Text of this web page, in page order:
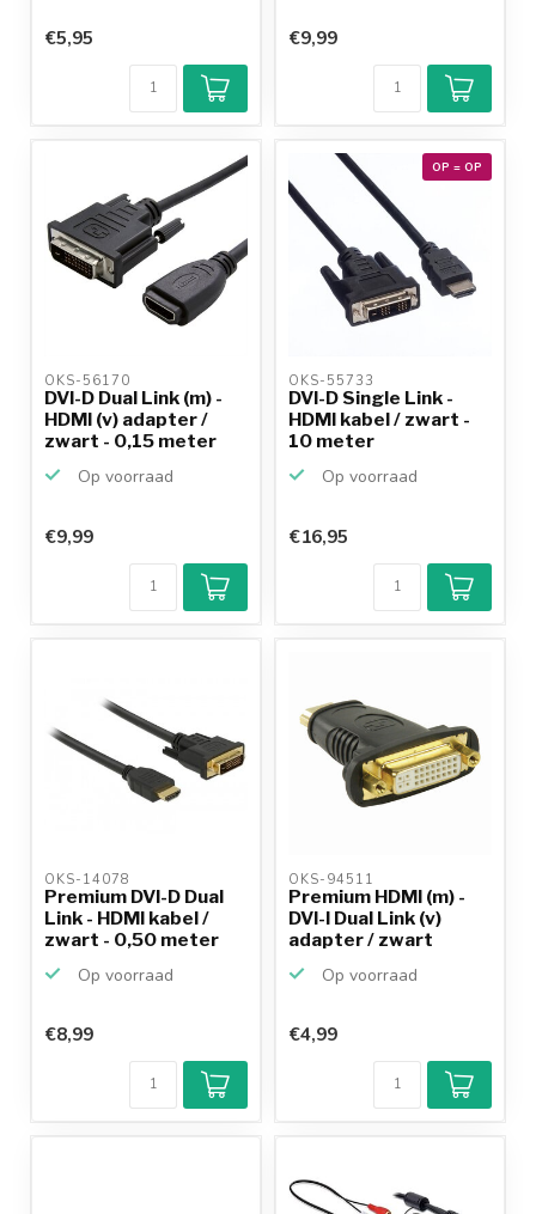
€5,95 €9,99
OKS-56170
DVI-D Dual Link (m) -
HDMI (v) adapter /
zwart - 0,15 meter
Op voorraad
€9,99
OP = OP
OKS-55733
DVI-D Single Link -
HDMI kabel / zwart -
10 meter
Op voorraad
€16,95
OKS-14078
Premium DVI-D Dual
Link - HDMI kabel /
zwart - 0,50 meter
Op voorraad
€8,99
OKS-94511
Premium HDMI (m) -
DVI-I Dual Link (v)
adapter / zwart
Op voorraad
€4,99